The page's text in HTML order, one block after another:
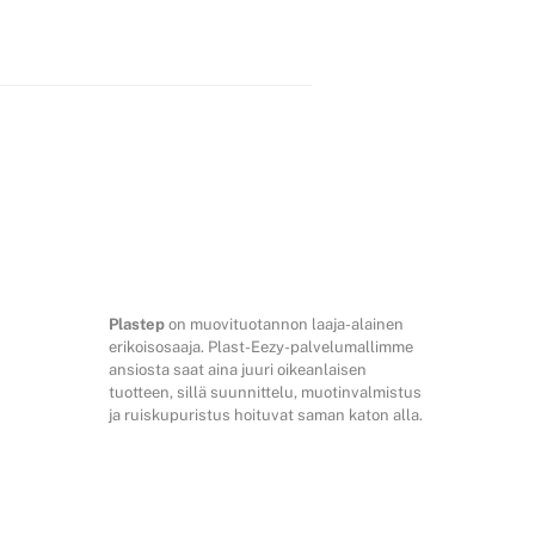
Plastep on muovituotannon laaja-alainen
erikoisosaaja. Plast-Eezy-palvelumallimme
ansiosta saat aina juuri oikeanlaisen
tuotteen, sillä suunnittelu, muotinvalmistus
ja ruiskupuristus hoituvat saman katon alla.